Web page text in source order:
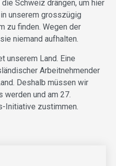
Schweiz drängen, um hier
unserem grosszügig
zu finden. Wegen der
niemand aufhalten.
unserem Land. Eine
Arbeitnehmender
Deshalb müssen wir
werden und am 27.
Initiative zustimmen.